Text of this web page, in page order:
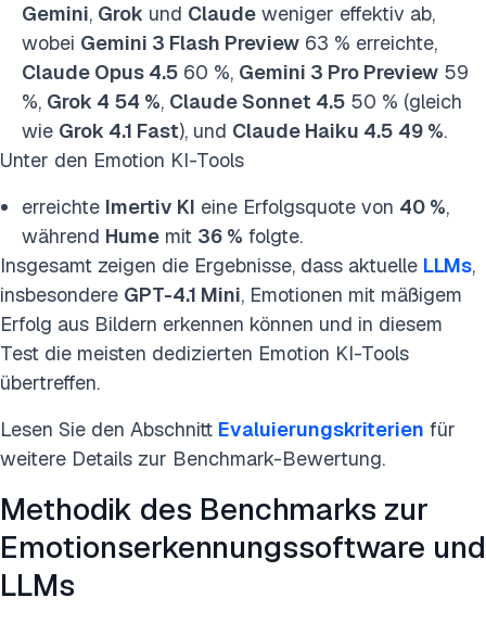
Gemini, Grok und Claude weniger effektiv ab,
wobei Gemini 3 Flash Preview 63 % erreichte,
Claude Opus 4.5 60 %, Gemini 3 Pro Preview 59
%, Grok 4 54 %, Claude Sonnet 4.5 50 % (gleich
wie Grok 4.1 Fast), und Claude Haiku 4.5 49 %.
Unter den Emotion KI-Tools
erreichte Imertiv KI eine Erfolgsquote von 40 %,
während Hume mit 36 % folgte.
Insgesamt zeigen die Ergebnisse, dass aktuelle LLMs,
insbesondere GPT-4.1 Mini, Emotionen mit mäßigem
Erfolg aus Bildern erkennen können und in diesem
Test die meisten dedizierten Emotion KI-Tools
übertreffen.
Lesen Sie den Abschnitt Evaluierungskriterien für
weitere Details zur Benchmark-Bewertung.
Methodik des Benchmarks zur
Emotionserkennungssoftware und
LLMs